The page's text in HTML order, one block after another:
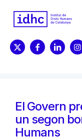
El Govern
un segon
Humans